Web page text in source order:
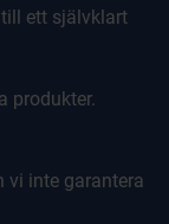
ett självklart
produkter.
vi inte garantera